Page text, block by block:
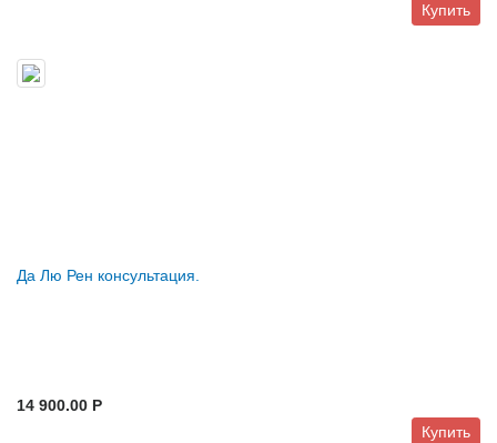
Купить
Да Лю Рен консультация.
14 900.00 P
Купить